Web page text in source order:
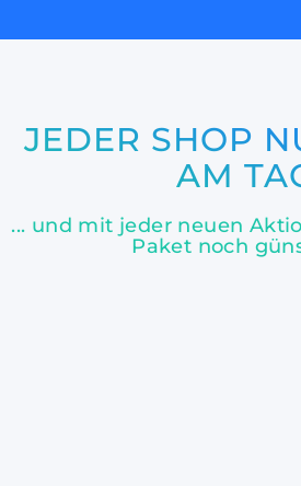
JEDER SHOP
AM
... und mit jeder neuen
Paket noch